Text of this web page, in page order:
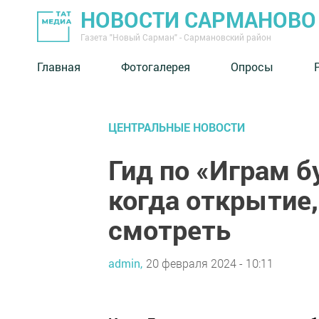
НОВОСТИ САРМАНОВО
Газета "Новый Сарман" - Сармановский район
Главная Фотогалерея Опросы
ЦЕНТРАЛЬНЫЕ НОВОСТИ
Гид по «Играм
когда
смотреть
admin, 20 февраля 2024 - 10:11